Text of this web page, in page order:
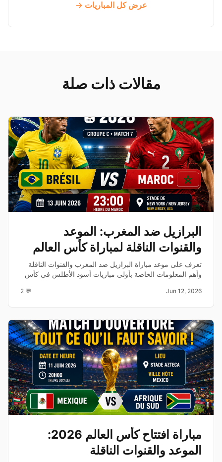
عرض كل المباريات →
مقالات ذات صلة
البرازيل ضد المغرب: الموعد
والقنوات الناقلة لمباراة كأس العالم
2026
تعرف على موعد مباراة البرازيل ضد المغرب والقنوات الناقلة
وأهم المعلومات الخاصة بأولى مباريات أسود الأطلس في كأس
Jun 12, 2026
💬 2
مباراة افتتاح كأس العالم 2026:
الموعد والقنوات الناقلة